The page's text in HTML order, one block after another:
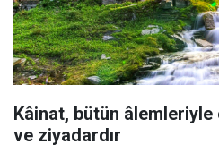
Kâinat, bütün
ve ziyadardır